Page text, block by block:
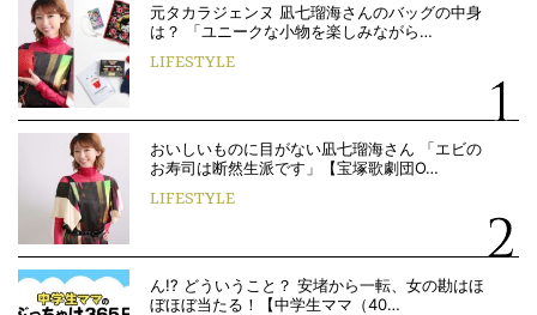
元タカラジェンヌ 凪七瑠海さんのバッグの中身
は？ 「ユニークな小物を楽しみながら…
LIFESTYLE
おいしいものに目がない凪七瑠海さん 「エビの
お寿司は断然生派です」【宝塚歌劇団O…
LIFESTYLE
ん!? どういうこと？ 安堵から一転、女の勘はほ
ぼほぼ当たる！【中学生ママ（40…